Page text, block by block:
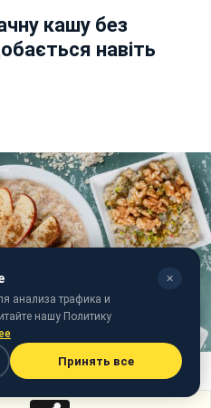
кашу без
навіть
✕
анализа трафика и
нашу Политику
Принять все